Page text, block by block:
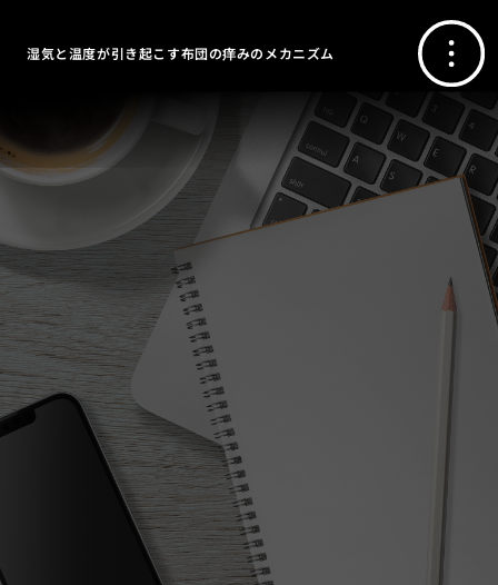
湿気と温度が引き起こす布団の痒みのメカニズム